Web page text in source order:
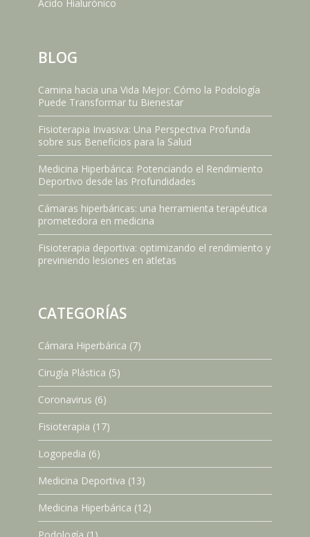
Ácido Hialurónico
BLOG
Camina hacia una Vida Mejor: Cómo la Podología
Puede Transformar tu Bienestar
Fisioterapia Invasiva: Una Perspectiva Profunda
sobre sus Beneficios para la Salud
Medicina Hiperbárica: Potenciando el Rendimiento
Deportivo desde las Profundidades
Cámaras hiperbáricas: una herramienta terapéutica
prometedora en medicina
Fisioterapia deportiva: optimizando el rendimiento y
previniendo lesiones en atletas
CATEGORÍAS
Cámara Hiperbárica (7)
Cirugía Plástica (5)
Coronavirus (6)
Fisioterapia (17)
Logopedia (6)
Medicina Deportiva (13)
Medicina Hiperbárica (12)